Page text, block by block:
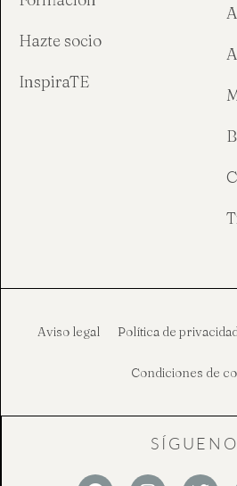
Hazte socio
InspiraTE
Aviso legal Política de
Condiciones de